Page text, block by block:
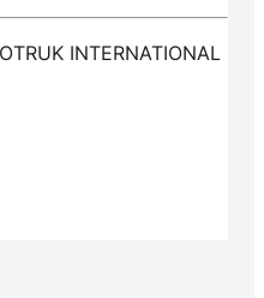
INTERNATIONAL